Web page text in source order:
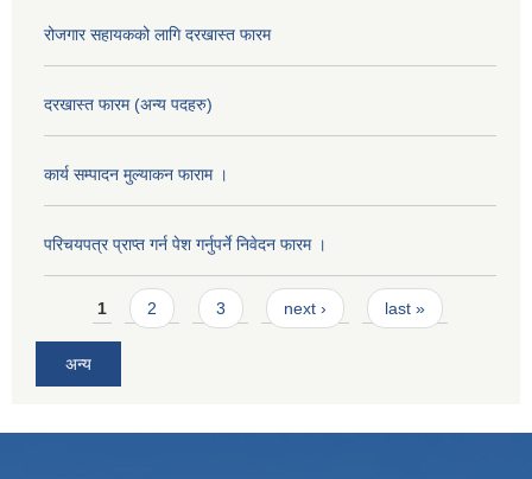
रोजगार सहायकको लागि दरखास्त फारम
दरखास्त फारम (अन्य पदहरु)
कार्य सम्पादन मुल्याक‌न फाराम ।
परिचयपत्र प्राप्त गर्न पेश गर्नुपर्ने निवेदन फारम ।
Pages
1 2 3 next › last »
अन्य